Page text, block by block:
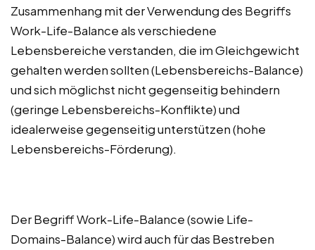
Zusammenhang mit der Verwendung des Begriffs
Work-Life-Balance als verschiedene
Lebensbereiche verstanden, die im Gleichgewicht
gehalten werden sollten (Lebensbereichs-Balance)
und sich möglichst nicht gegenseitig behindern
(geringe Lebensbereichs-Konflikte) und
idealerweise gegenseitig unterstützen (hohe
Lebensbereichs-Förderung).
Der Begriff Work-Life-Balance (sowie Life-
Domains-Balance) wird auch für das Bestreben